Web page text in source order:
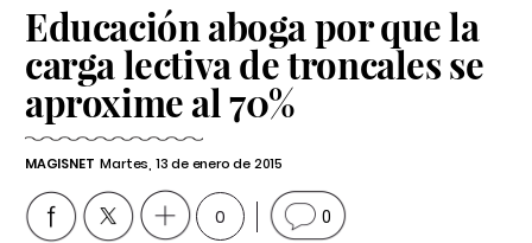
Educación aboga por que la
carga lectiva de troncales se
aproxime al 70%
MAGISNET Martes, 13 de enero de 2015
0 0